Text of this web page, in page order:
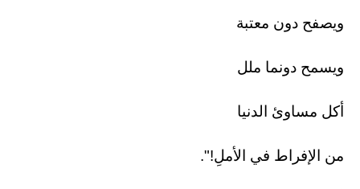
ويصفح دون معتبة
ويسمح دونما ملل
أكل مساوئ الدنيا
من الإفراط في الأملِ!".